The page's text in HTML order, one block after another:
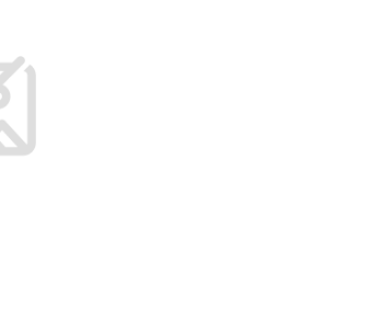
víkend do Banskej
meteorológov